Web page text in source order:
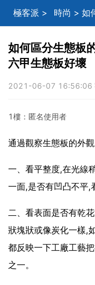
極客派 > 時尚 > 如
區分馬六甲生態板好壞
如何區分生態板
六甲生態板好壞
2021-06-07 16:56:06
1樓：匿名使用者
通過觀察生態板的外
一、看平整度,在光線
一面,是否有凹凸不平,
二、看表面是否有乾
狀塊狀或像炭化一樣,
都反映一下工廠工藝
之一。